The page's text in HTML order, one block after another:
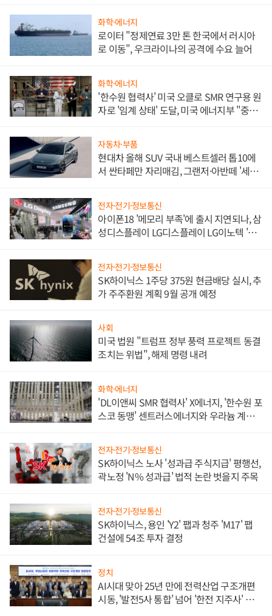
화학·에너지
로이터 "정제연료 3만 톤 한국에서 러시아
로 이동", 우크라이나의 공격에 수요 늘어
화학·에너지
'한수원 협력사' 미국 오클로 SMR 연구용 원
자로 '임계 상태' 도달, 미국 에너지부 "중요
자동차·부품
현대차 올해 SUV 국내 베스트셀러 톱10에
서 싼타페만 자리매김, 그랜저·아반떼 '세단
전자·전기·정보통신
아이폰18 '메모리 부족'에 출시 지연되나, 삼
성디스플레이 LG디스플레이 LG이노텍 '탈
전자·전기·정보통신
SK하이닉스 1주당 375원 현금배당 실시, 추
가 주주환원 계획 9월 공개 예정
사회
미국 법원 "트럼프 정부 풍력 프로젝트 동결
조치는 위법", 해제 명령 내려
화학·에너지
'DL이앤씨 SMR 협력사' X에너지, '한수원 포
스코 동맹' 센트러스에너지와 우라늄 계약
전자·전기·정보통신
SK하이닉스 노사 '성과급 주식지급' 평행선,
곽노정 'N% 성과급' 법적 논란 벗을지 주목
전자·전기·정보통신
SK하이닉스, 용인 'Y2' 팹과 청주 'M17' 팹
건설에 54조 투자 결정
정치
AI시대 맞아 25년 만에 전력산업 구조개편
시동, '발전5사 통합' 넘어 '한전 지주사' 재편